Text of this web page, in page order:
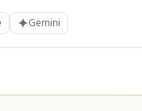
Gemini